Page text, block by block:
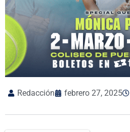
Redacción febrero 27, 2025